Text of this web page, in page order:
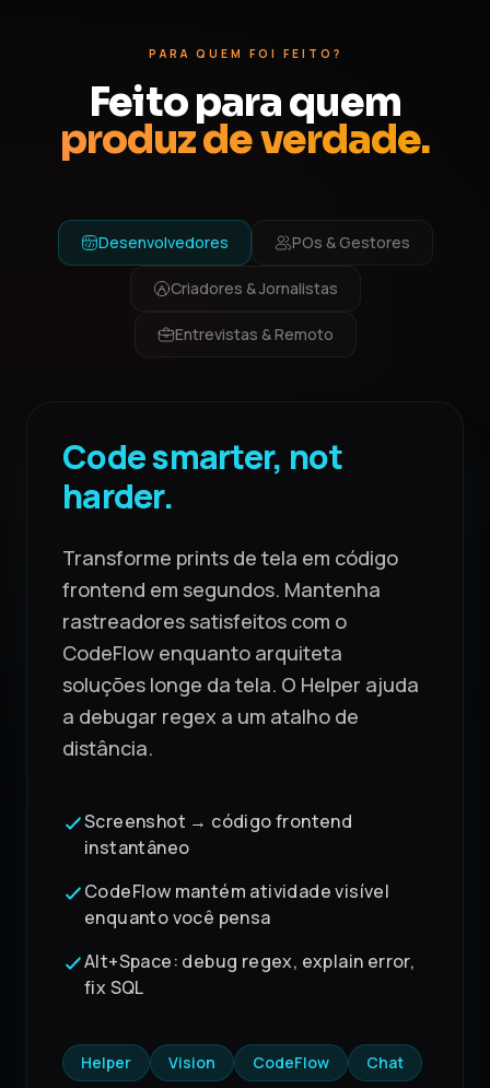
PARA QUEM FOI FEITO?
Feito para quem
produz de verdade.
Desenvolvedores POs & Gestores
Criadores & Jornalistas
Entrevistas & Remoto
Code smarter, not
harder.
Transforme prints de tela em código
frontend em segundos. Mantenha
rastreadores satisfeitos com o
CodeFlow enquanto arquiteta
soluções longe da tela. O Helper ajuda
a debugar regex a um atalho de
distância.
Screenshot → código frontend
instantâneo
CodeFlow mantém atividade visível
enquanto você pensa
Alt+Space: debug regex, explain error,
fix SQL
Helper Vision CodeFlow Chat